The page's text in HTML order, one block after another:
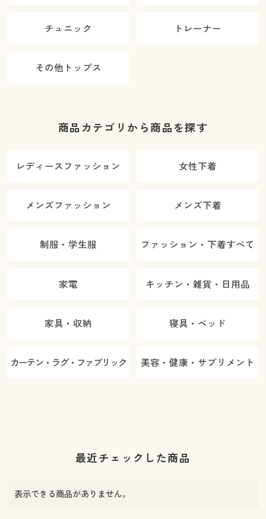
チュニック トレーナー
その他トップス
商品カテゴリから商品を探す
レディースファッション 女性下着
メンズファッション メンズ下着
制服・学生服 ファッション・下着すべて
家電 キッチン・雑貨・日用品
家具・収納 寝具・ベッド
カーテン・ラグ・ファブリック 美容・健康・サプリメント
最近チェックした商品
表示できる商品がありません。